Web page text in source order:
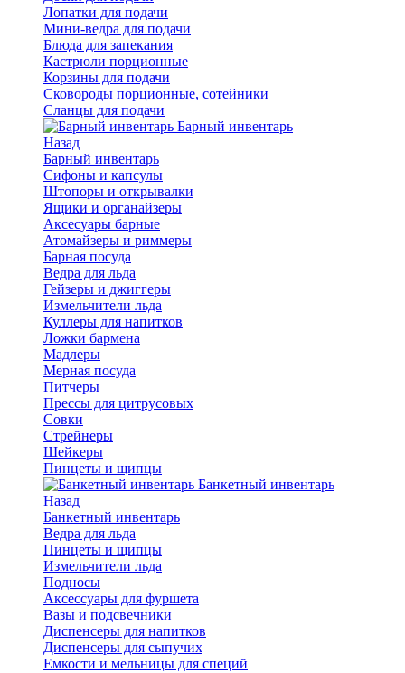
Лопатки для подачи
Мини-ведра для подачи
Блюда для запекания
Кастрюли порционные
Корзины для подачи
Сковороды порционные, сотейники
Сланцы для подачи
Барный инвентарь
Назад
Барный инвентарь
Сифоны и капсулы
Штопоры и открывалки
Ящики и органайзеры
Аксесуары барные
Атомайзеры и риммеры
Барная посуда
Ведра для льда
Гейзеры и джиггеры
Измельчители льда
Куллеры для напитков
Ложки бармена
Мадлеры
Мерная посуда
Питчеры
Прессы для цитрусовых
Совки
Стрейнеры
Шейкеры
Пинцеты и щипцы
Банкетный инвентарь
Назад
Банкетный инвентарь
Ведра для льда
Пинцеты и щипцы
Измельчители льда
Подносы
Аксессуары для фуршета
Вазы и подсвечники
Диспенсеры для напитков
Диспенсеры для сыпучих
Емкости и мельницы для специй